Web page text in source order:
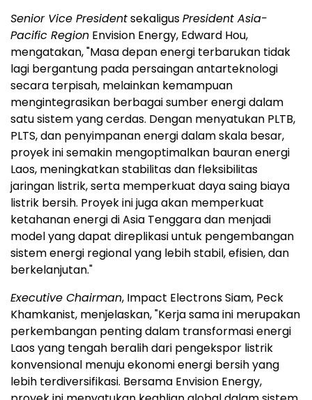
Senior Vice PresidentsekaligusPresident Asia-
Pacific Region Envision Energy, Edward Hou,
mengatakan, "Masa depan energi terbarukan tidak
lagi bergantung pada persaingan antarteknologi
secara terpisah, melainkan kemampuan
mengintegrasikan berbagai sumber energi dalam
satu sistem yang cerdas. Dengan menyatukan PLTB,
PLTS, dan penyimpanan energi dalam skala besar,
proyek ini semakin mengoptimalkan bauran energi
Laos, meningkatkan stabilitas dan fleksibilitas
jaringan listrik, serta memperkuat daya saing biaya
listrik bersih. Proyek ini juga akan memperkuat
ketahanan energi di Asia Tenggara dan menjadi
model yang dapat direplikasi untuk pengembangan
sistem energi regional yang lebih stabil, efisien, dan
berkelanjutan."
Executive Chairman, Impact Electrons Siam, Peck
Khamkanist, menjelaskan, "Kerja sama ini merupakan
perkembangan penting dalam transformasi energi
Laos yang tengah beralih dari pengekspor listrik
konvensional menuju ekonomi energi bersih yang
lebih terdiversifikasi. Bersama Envision Energy,